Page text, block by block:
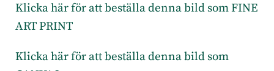
Klicka här för att beställa denna bild som FINE
ART PRINT
Klicka här för att beställa denna bild som